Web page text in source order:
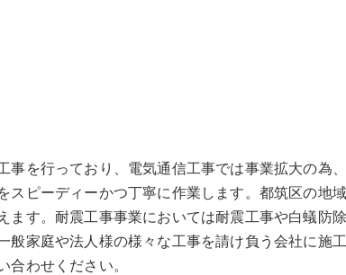
事を行っており、電気通信工事では事業拡大の為
ピーディーかつ丁寧に作業します。都筑区の地
す。耐震工事事業においては耐震工事や白蟻防
家庭や法人様の様々な工事を請け負う会社に施
わせください。